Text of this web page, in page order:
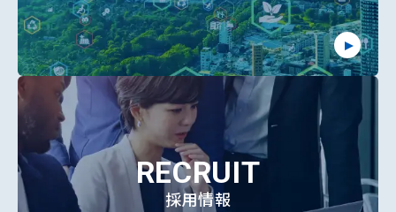
RECRUIT
採用情報